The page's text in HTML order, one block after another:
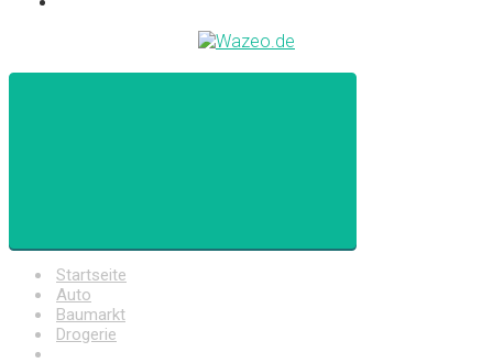
Startseite
Auto
Baumarkt
Drogerie